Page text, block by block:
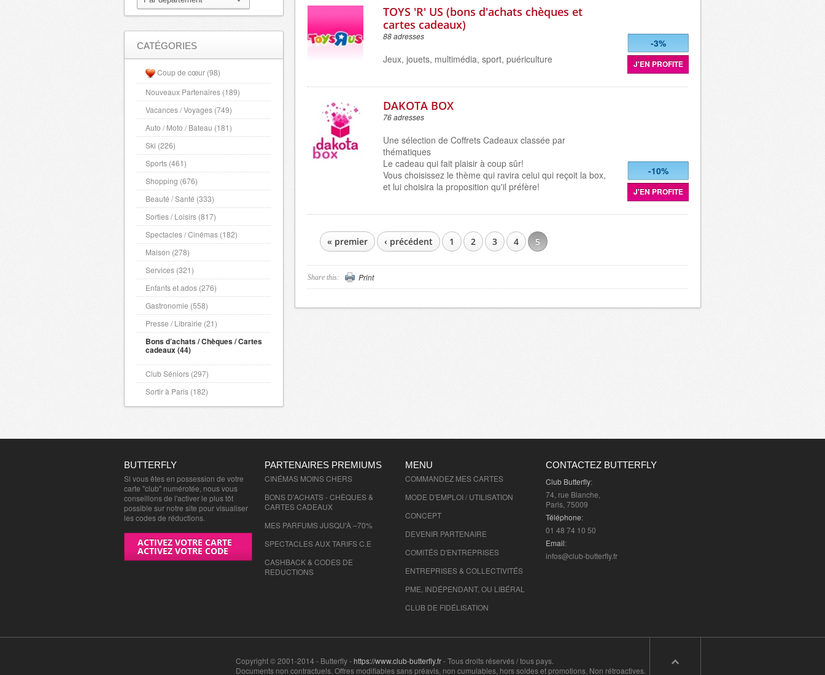
TOYS 'R' US (bons d'achats chèques et
cartes cadeaux)
88 adresses
Jeux, jouets, multimédia, sport, puériculture
-3%
J'EN PROFITE
DAKOTA BOX
76 adresses
Une sélection de Coffrets Cadeaux classée par
thématiques
Le cadeau qui fait plaisir à coup sûr!
Vous choisissez le thème qui ravira celui qui reçoit la box,
et lui choisira la proposition qu'il préfère!
-10%
J'EN PROFITE
PAGES« premier ‹ précédent 1 2 3 4 5
Share this: Print
CATÉGORIES
Coup de cœur (98)
Nouveaux Partenaires (189)
Vacances / Voyages (749)
Auto / Moto / Bateau (181)
Ski (226)
Sports (461)
Shopping (676)
Beauté / Santé (333)
Sorties / Loisirs (817)
Spectacles / Cinémas (182)
Maison (278)
Services (321)
Enfants et ados (276)
Gastronomie (558)
Presse / Librairie (21)
Bons d’achats / Chèques / Cartes
cadeaux (44)
Club Séniors (297)
Sortir à Paris (182)
BUTTERFLY
Si vous êtes en possession de votre
carte "club" numérotée, nous vous
conseillons de l'activer le plus tôt
possible sur notre site pour visualiser
les codes de réductions.
ACTIVEZ VOTRE CARTE
ACTIVEZ VOTRE CODE
PARTENAIRES PREMIUMS
CINÉMAS MOINS CHERS
BONS D'ACHATS - CHÈQUES &
CARTES CADEAUX
MES PARFUMS JUSQU'À –70%
SPECTACLES AUX TARIFS C.E
CASHBACK & CODES DE
REDUCTIONS
MENU
COMMANDEZ MES CARTES
MODE D'EMPLOI / UTILISATION
CONCEPT
DEVENIR PARTENAIRE
COMITÉS D'ENTREPRISES
ENTREPRISES & COLLECTIVITÉS
PME, INDÉPENDANT, OU LIBÉRAL
CLUB DE FIDÉLISATION
CONTACTEZ BUTTERFLY
Club Butterfly:
74, rue Blanche,
Paris, 75009
Téléphone:
01 48 74 10 50
Email:
infos@club-butterfly.fr
Copyright © 2001-2014 - Butterfly -https://www.club-butterfly.fr- Tous droits réservés / tous pays.
Documents non contractuels. Offres modifiables sans préavis, non cumulables, hors soldes et promotions. Non rétroactives.